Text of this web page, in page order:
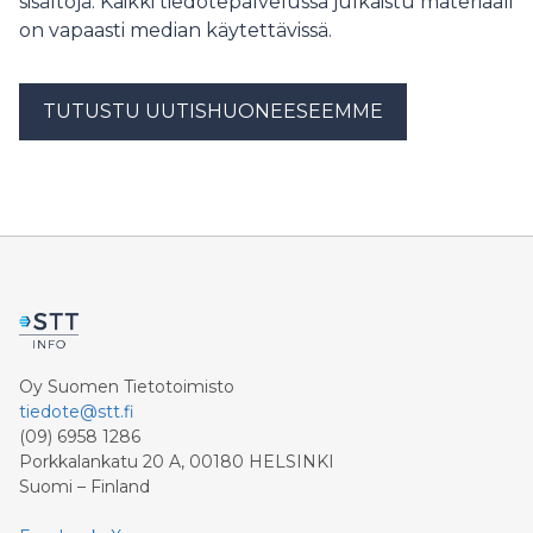
architectural setting, space and art have continuously
shaped one another, forming the environment in
artists she works alongside, and with the collections
she cares for. Collaboration has been central to her
on vapaasti median käytettävissä.
TUTUSTU UUTISHUONEESEEMME
Oy Suomen Tietotoimisto
tiedote@stt.fi
(09) 6958 1286
Porkkalankatu 20 A, 00180 HELSINKI
Suomi – Finland